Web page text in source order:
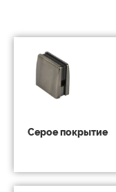
Серое покрытие